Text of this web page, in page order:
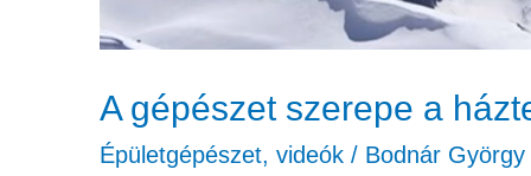
A gépészet szerepe a
Épületgépészet, videók / Bodnár György